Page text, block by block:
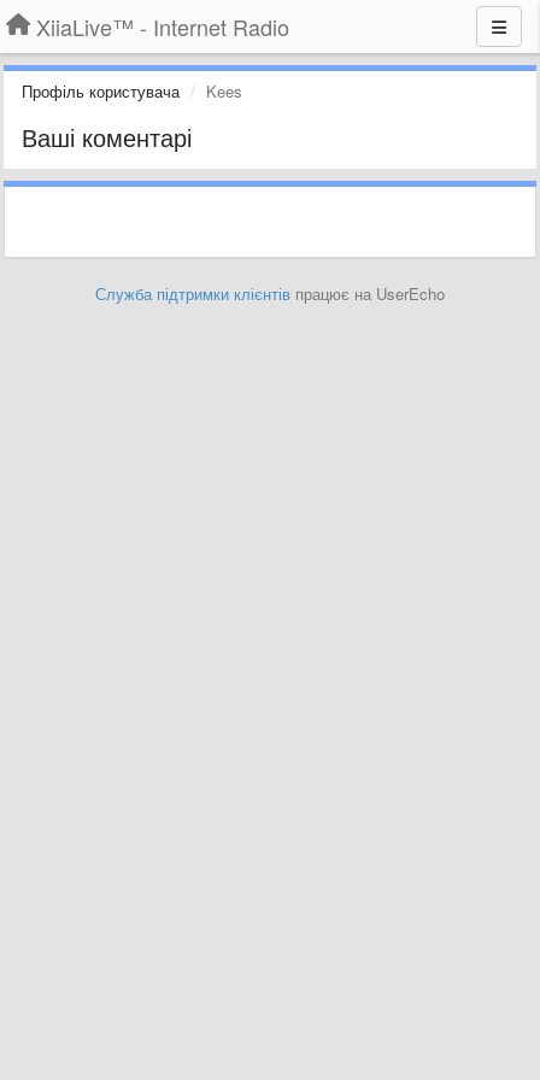
XiiaLive™ - Internet Radio
Профіль користувача Kees
Ваші коментарі
Служба підтримки клієнтів працює на UserEcho